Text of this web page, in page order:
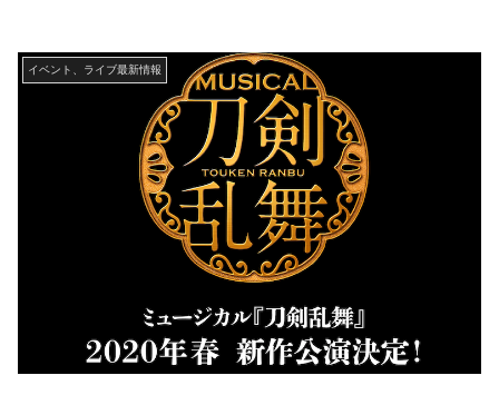
イベント、ライブ最新情報